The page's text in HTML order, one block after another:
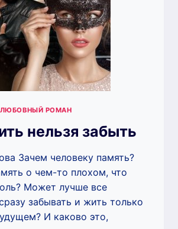
РОМАН
нельзя забыть
Зачем человеку память?
о чем-то плохом, что
Может лучше все
забывать и жить только
И каково это,